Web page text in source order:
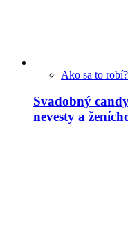
Ako sa to robí?
Svadobný
nevesty a